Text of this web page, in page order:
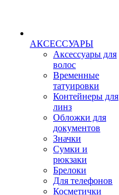
АКСЕССУАРЫ
Аксессуары для
волос
Временные
татуировки
Контейнеры для
линз
Обложки для
документов
Значки
Сумки и
рюкзаки
Брелоки
Для телефонов
Косметички